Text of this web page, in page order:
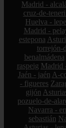
Madrid -
cruz-de-
Huelva - lepe
Madrid -
estepona
torrejón-
benalmádena
raspeig Madrid
Jaén - jaén A-
- figueres
gijón
pozuelo-de-
Navarra -
sebastián